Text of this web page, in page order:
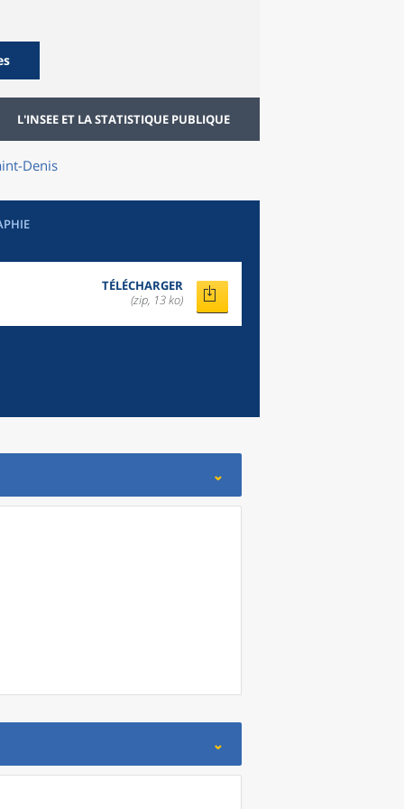
L'INSEE ET LA STATISTIQUE PUBLIQUE
Denis
TÉLÉCHARGER
(zip, 13 ko)